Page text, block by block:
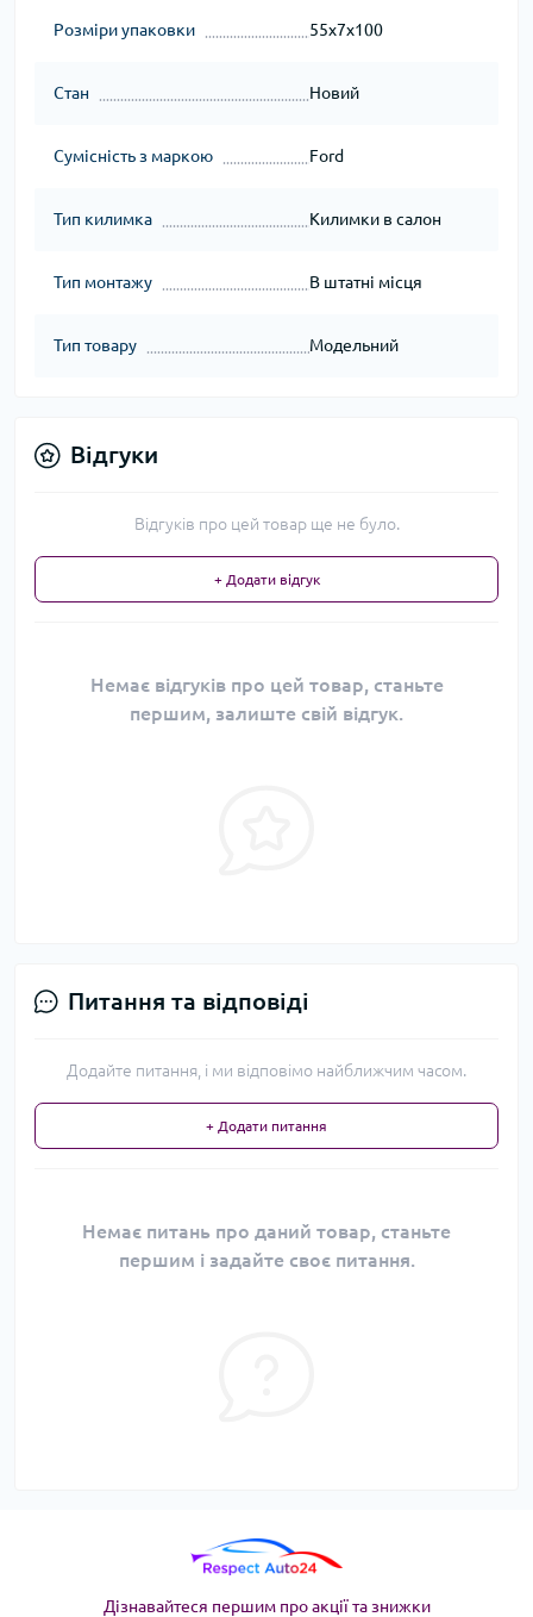
Розміри упаковки 55x7x100
Стан Новий
Сумісність з маркою Ford
Тип килимка Килимки в салон
Тип монтажу В штатні місця
Тип товару Модельний
Відгуки
Відгуків про цей товар ще не було.
+ Додати відгук
Немає відгуків про цей товар, станьте
першим, залиште свій відгук.
Питання та відповіді
Додайте питання, і ми відповімо найближчим часом.
+ Додати питання
Немає питань про даний товар, станьте
першим і задайте своє питання.
Дізнавайтеся першим про акції та знижки